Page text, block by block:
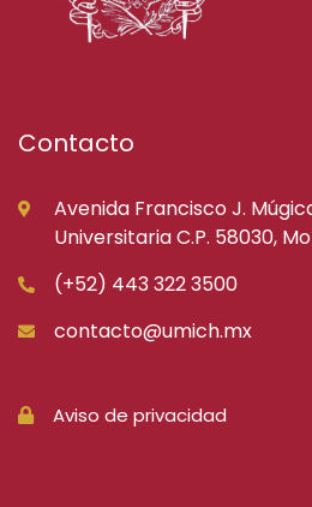
Contacto
Avenida Francisco J.
Universitaria C.P. 58030,
(+52) 443 322 3500
contacto@umich.mx
Aviso de privacidad